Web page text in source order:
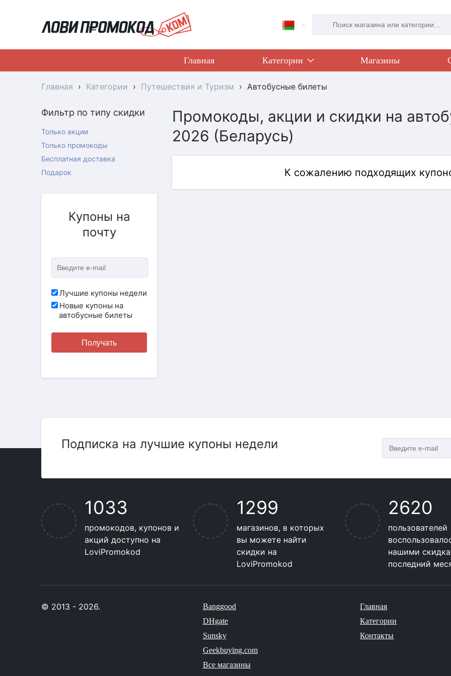
Главная Категории Магазины
Главная › Категории › Путешествия и Туризм › Автобусные билеты
Промокоды, акции и скидки на
2026 (Беларусь)
Фильтр по типу скидки
Только акции
Только промокоды
Бесплатная доставка
Подарок
Купоны на
почту
Лучшие купоны недели
Новые купоны на
автобусные билеты
Получать
К сожалению подходящих
Подписка на лучшие купоны недели
1033
промокодов, купонов и
акций доступно на
LoviPromokod
1299
магазинов, в которых
вы можете найти
скидки на
LoviPromokod
2620
пользователей
нашими
последний
© 2013 - 2026.
Banggood
DHgate
Sunsky
Geekbuying.com
Все магазины
Главная
Категории
Контакты